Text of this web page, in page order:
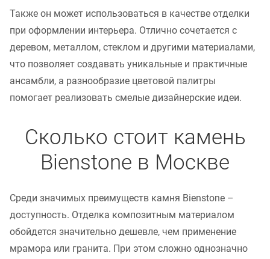
Также он может использоваться в качестве отделки
при оформлении интерьера. Отлично сочетается с
деревом, металлом, стеклом и другими материалами,
что позволяет создавать уникальные и практичные
ансамбли, а разнообразие цветовой палитры
помогает реализовать смелые дизайнерские идеи.
Сколько стоит камень
Bienstone в Москве
Среди значимых преимуществ камня Bienstone –
доступность. Отделка композитным материалом
обойдется значительно дешевле, чем применение
мрамора или гранита. При этом сложно однозначно